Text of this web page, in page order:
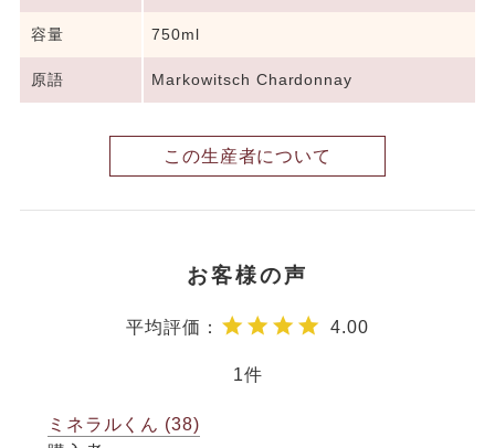
容量 750ml
原語 Markowitsch Chardonnay
この生産者について
4.00
1
ミネラルくん
38